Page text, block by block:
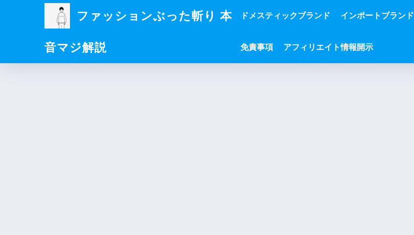
ファッションぶった斬り 本
音マジ解説
ドメスティックブランド インポートブランド
免責事項 アフィリエイト情報開示